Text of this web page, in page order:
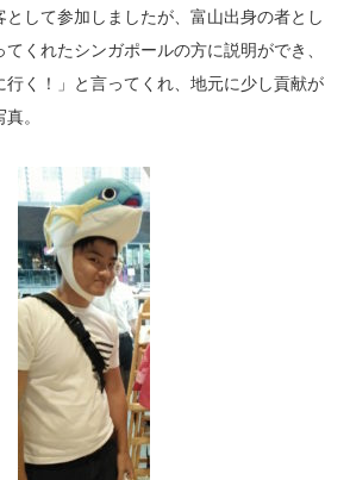
して参加しましたが、富山出身の者とし
くれたシンガポールの方に説明ができ、
行く！」と言ってくれ、地元に少し貢献が
。